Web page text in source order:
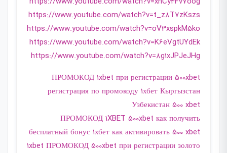
https://www.youtube.com/watch?v=t_z8T7zKszs
https://www.youtube.com/watch?v=oV3xspkM5ko
https://www.youtube.com/watch?v=K6eVgtUYdEk
https://www.youtube.com/watch?v=8g1xJPJeJHg
ПРОМОКОД 1xbet при регистрации 500xbet
регистрация по промокоду 1хбет Кыргызстан
Узбекистан 500 xbet
ПРОМОКОД 1XBET 500xbet как получить
бесплатный бонус 1хбет как активировать 500 xbet
1xbet ПРОМОКОД 500xbet при регистрации золото